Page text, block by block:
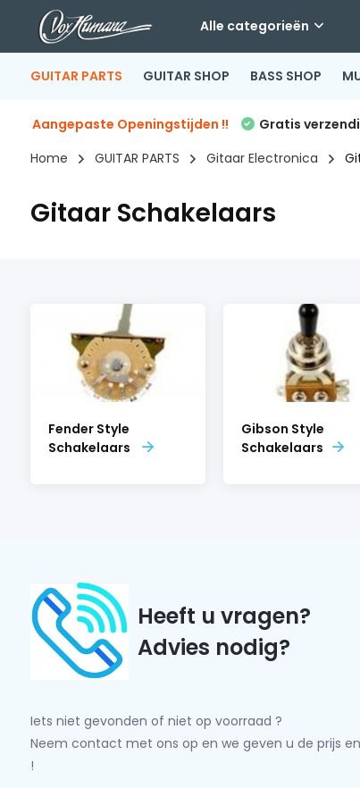
Alle categorieën
GUITAR PARTS GUITAR SHOP BASS SHOP
Aangepaste Openingstijden !! Gratis
Home
GUITAR PARTS Gitaar Electronica
Gitaar Schakelaars
Fender Style
Schakelaars
Gibson Style
Schakelaars
Heeft u vragen?
Advies nodig?
Iets niet gevonden of niet op voorraad ?
Neem contact met ons op en we geven u de prijs
!